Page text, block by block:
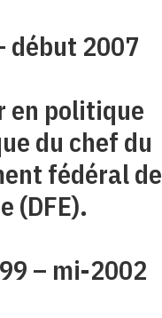
début 2007
en politique
du chef du
fédéral de
(DFE).
– mi-2002